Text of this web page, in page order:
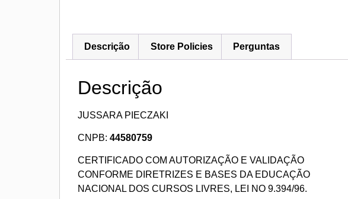
Descrição Store Policies Perguntas
Descrição
JUSSARA PIECZAKI
CNPB: 44580759
CERTIFICADO COM AUTORIZAÇÃO E VALIDAÇÃO
CONFORME DIRETRIZES E BASES DA EDUCAÇÃO
NACIONAL DOS CURSOS LIVRES, LEI NO 9.394/96.